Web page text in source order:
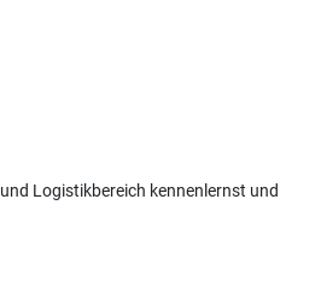
Logistikbereich kennenlernst und